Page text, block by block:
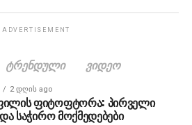
ADVERTISEMENT
ᲢᲠᲔᲜᲓᲣᲚᲘ ᲕᲘᲓᲔᲝ
2 დღის ago
ფიტოფტორა: პირველი
და საჭირო მოქმედებები